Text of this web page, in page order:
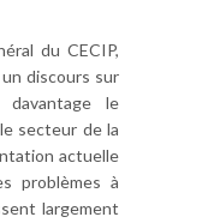
du CECIP,
discours sur
davantage le
secteur de la
actuelle
problèmes à
largement